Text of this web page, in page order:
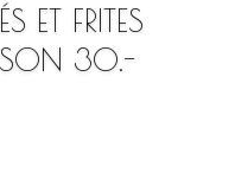
ET FRITES
30.-